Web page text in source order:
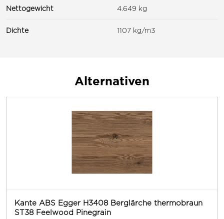
Nettogewicht 4.649 kg
Dichte 1107 kg/m3
Alternativen
Kante ABS Egger H3408 Berglärche thermobraun
ST38 Feelwood Pinegrain